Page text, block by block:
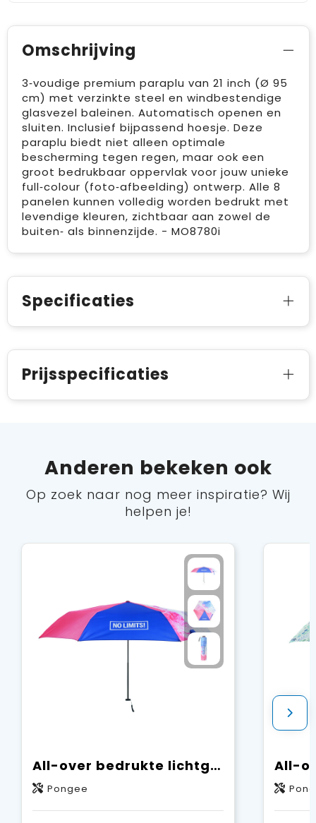
Omschrijving
3‑voudige premium paraplu van 21 inch (Ø 95
cm) met verzinkte steel en windbestendige
glasvezel baleinen. Automatisch openen en
sluiten. Inclusief bijpassend hoesje. Deze
paraplu biedt niet alleen optimale
bescherming tegen regen, maar ook een
groot bedrukbaar oppervlak voor jouw unieke
full‑colour (foto‑afbeelding) ontwerp. Alle 8
panelen kunnen volledig worden bedrukt met
levendige kleuren, zichtbaar aan zowel de
buiten‑ als binnenzijde. - MO8780i
Specificaties
Prijsspecificaties
Anderen bekeken ook
Op zoek naar nog meer inspiratie? Wij
helpen je!
All-over bedrukte lichtgewicht (100 g) opvouwbare paraplu
Pongee